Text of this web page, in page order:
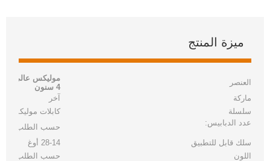
ميزة المنتج
العنصر
4 سنون
ماركة
آخر
سلسلة
كابلات موليكس
عدد الدبابيس:
حسب الطلب
سلك قابل للتطبيق
28-14 أوغ
اللون
حسب الطلب